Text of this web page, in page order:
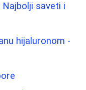
saveti i
hijaluronom -